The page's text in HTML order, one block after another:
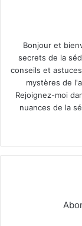
Bonjour et
secrets de la
conseils et
mystères de
Rejoignez-moi
nuances de la